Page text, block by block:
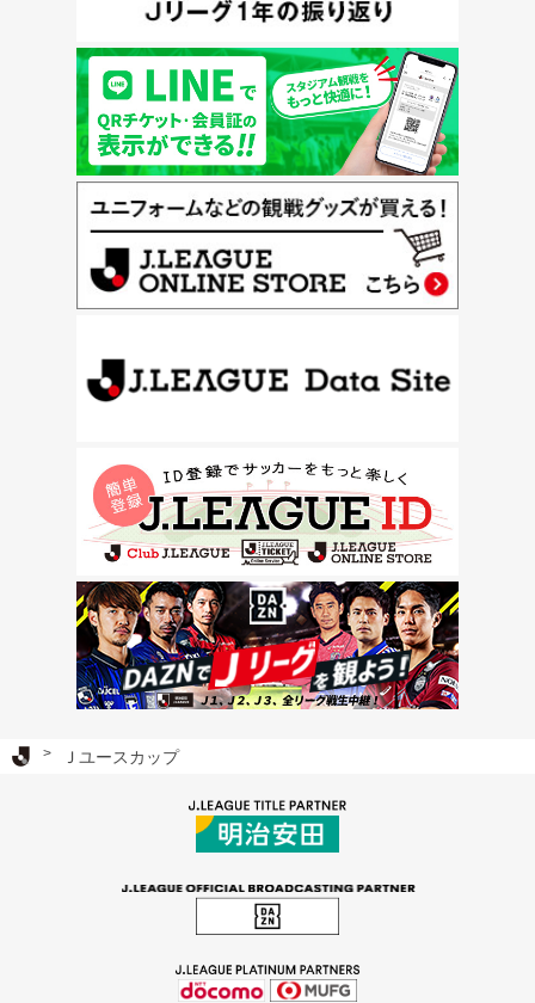
Ｊリーグ TOP
Ｊユースカップ